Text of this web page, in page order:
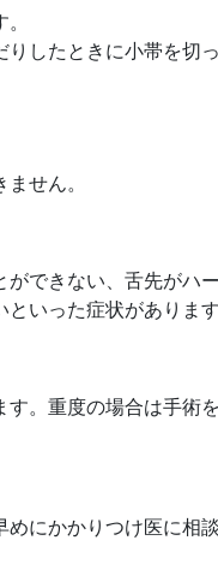
したときに小帯を切
せん。
できない、舌先がハ
いった症状があります
。重度の場合は手
にかかりつけ医に相談